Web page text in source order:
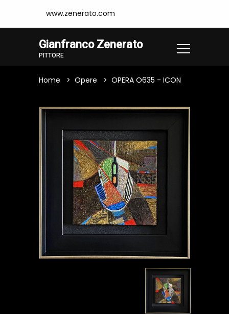
www.zenerato.com
Gianfranco Zenerato
PITTORE
Home Opere OPERA O635 - ICON